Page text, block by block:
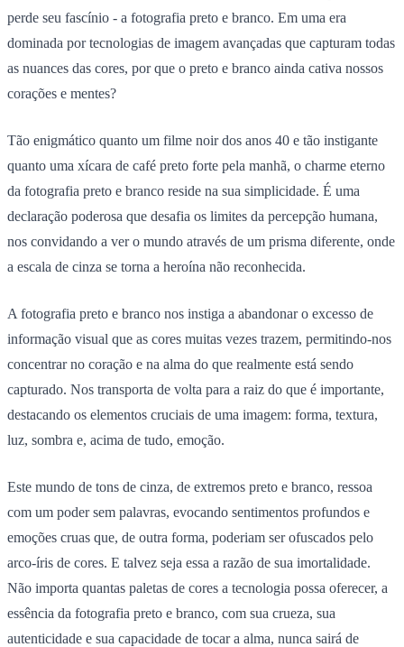
perde seu fascínio - a fotografia preto e branco. Em uma era
dominada por tecnologias de imagem avançadas que capturam todas
as nuances das cores, por que o preto e branco ainda cativa nossos
corações e mentes?
Tão enigmático quanto um filme noir dos anos 40 e tão instigante
quanto uma xícara de café preto forte pela manhã, o charme eterno
da fotografia preto e branco reside na sua simplicidade. É uma
declaração poderosa que desafia os limites da percepção humana,
nos convidando a ver o mundo através de um prisma diferente, onde
a escala de cinza se torna a heroína não reconhecida.
A fotografia preto e branco nos instiga a abandonar o excesso de
informação visual que as cores muitas vezes trazem, permitindo-nos
concentrar no coração e na alma do que realmente está sendo
capturado. Nos transporta de volta para a raiz do que é importante,
destacando os elementos cruciais de uma imagem: forma, textura,
luz, sombra e, acima de tudo, emoção.
Este mundo de tons de cinza, de extremos preto e branco, ressoa
com um poder sem palavras, evocando sentimentos profundos e
emoções cruas que, de outra forma, poderiam ser ofuscados pelo
arco-íris de cores. E talvez seja essa a razão de sua imortalidade.
Não importa quantas paletas de cores a tecnologia possa oferecer, a
essência da fotografia preto e branco, com sua crueza, sua
autenticidade e sua capacidade de tocar a alma, nunca sairá de